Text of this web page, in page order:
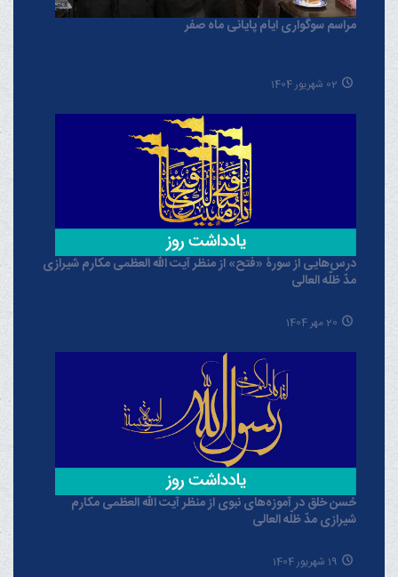
مراسم سوگواری ایام پایانی ماه صفر
02 شهریور 1404
درس‌هایی از سورۀ «فتح» از منظر آیت الله العظمی مکارم شیرازی
مدّ ظلّه العالی
20 مهر 1404
حُسن خلق در آموزه‌های نبوی از منظر آیت الله العظمی مکارم
شیرازی مدّ ظلّه العالی
19 شهریور 1404